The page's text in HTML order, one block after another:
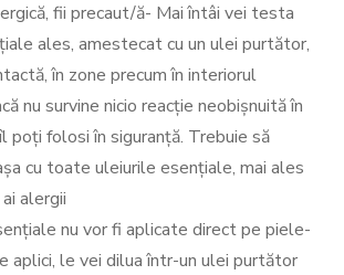
fii precaut/ă- Mai întâi vei testa
ales, amestecat cu un ulei purtător,
în zone precum în interiorul
nu survine nicio reacție neobișnuită în
poți folosi în siguranță. Trebuie să
cu toate uleiurile esențiale, mai ales
alergii
nu vor fi aplicate direct pe piele-
aplici, le vei dilua într-un ulei purtător